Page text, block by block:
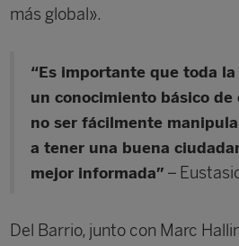
más global».
“Es importante que toda
un conocimiento básico
no ser fácilmente
a tener una buena
mejor informada” –
Del Barrio, junto con Marc